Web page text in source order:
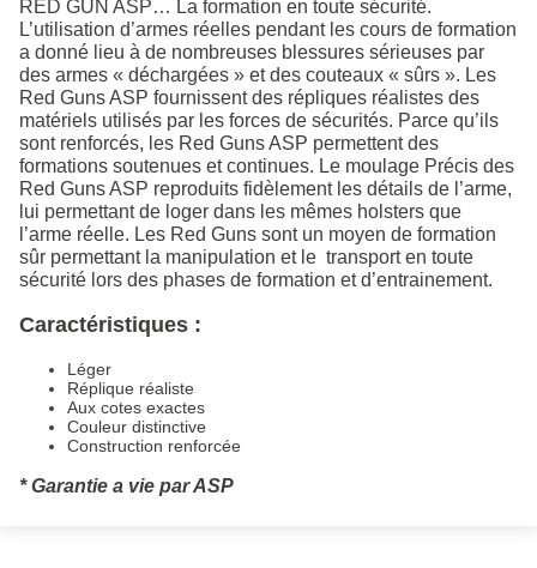
RED GUN ASP… La formation en toute sécurité.
L’utilisation d’armes réelles pendant les cours de formation
a donné lieu à de nombreuses blessures sérieuses par
des armes « déchargées » et des couteaux « sûrs ». Les
Red Guns ASP fournissent des répliques réalistes des
matériels utilisés par les forces de sécurités. Parce qu’ils
sont renforcés, les Red Guns ASP permettent des
formations soutenues et continues. Le moulage Précis des
Red Guns ASP reproduits fidèlement les détails de l’arme,
lui permettant de loger dans les mêmes holsters que
l’arme réelle. Les Red Guns sont un moyen de formation
sûr permettant la manipulation et le transport en toute
sécurité lors des phases de formation et d’entrainement.
Caractéristiques :
Léger
Réplique réaliste
Aux cotes exactes
Couleur distinctive
Construction renforcée
* Garantie a vie par ASP